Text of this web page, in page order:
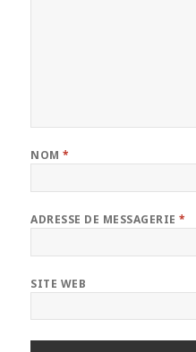
NOM*
ADRESSE DE MESSAGERIE*
SITE WEB